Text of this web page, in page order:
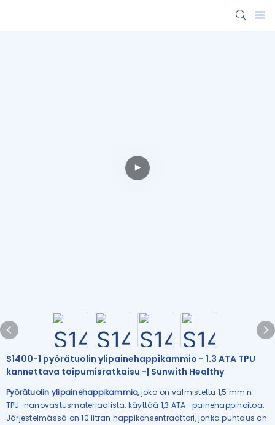
S1400-1 pyörätuolin ylipainehappikammio - 1.3 ATA TPU
kannettava toipumisratkaisu -| Sunwith Healthy
Pyörätuolin ylipainehappikammio,joka on valmistettu 1,5 mm:n
TPU-nanovastusmateriaalista, käyttää 1,3 ATA -painehappihoitoa.
Järjestelmässä on 10 litran happikonsentraattori, jonka puhtaus on